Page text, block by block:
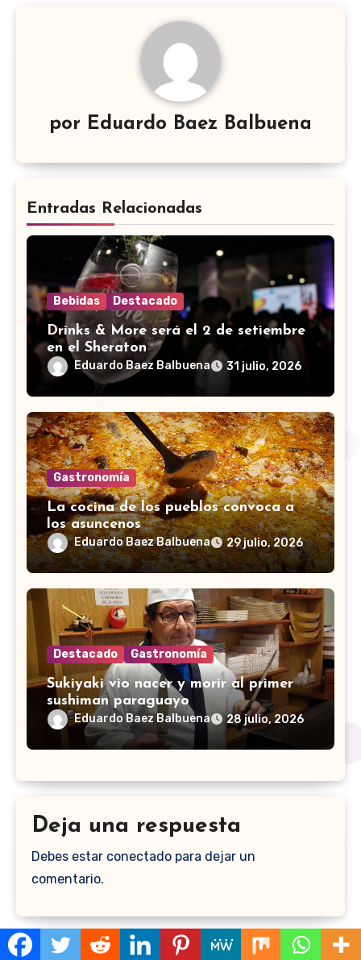
por Eduardo Baez Balbuena
Entradas Relacionadas
Bebidas Destacado
Drinks & More será el 2 de setiembre
en el Sheraton
Eduardo Baez Balbuena 31 julio, 2026
Gastronomía
La cocina de los pueblos convoca a
los asuncenos
Eduardo Baez Balbuena 29 julio, 2026
Destacado Gastronomía
Sukiyaki vio nacer y morir al primer
sushiman paraguayo
Eduardo Baez Balbuena 28 julio, 2026
Deja una respuesta
Debes estar conectado para dejar un
comentario.